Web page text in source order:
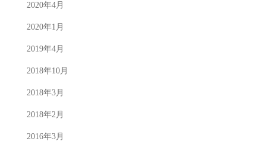
2020年4月
2020年1月
2019年4月
2018年10月
2018年3月
2018年2月
2016年3月